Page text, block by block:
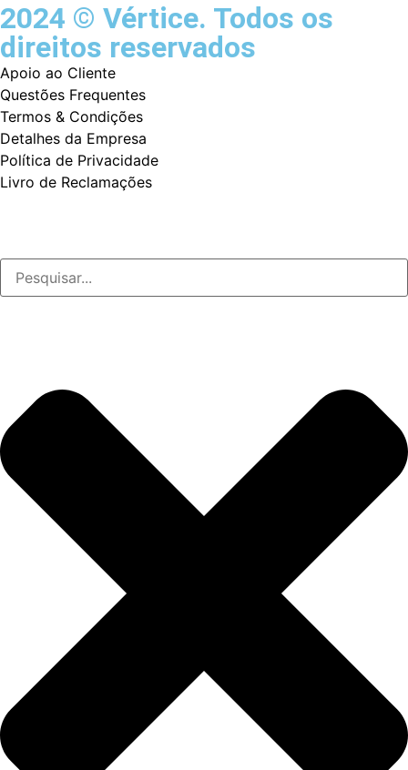
2024 © Vértice. Todos os
direitos reservados
Apoio ao Cliente
Questões Frequentes
Termos & Condições
Detalhes da Empresa
Política de Privacidade
Livro de Reclamações